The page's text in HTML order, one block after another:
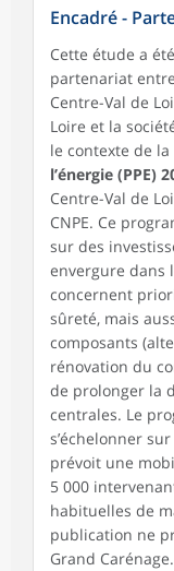
Encadré -
Cette étude a
partenariat
Centre-Val de
Loire et la
le contexte de la
l’énergie (PPE)
Centre-Val de
CNPE. Ce
sur des
envergure dans
concernent
sûreté, mais
composants
rénovation du
de prolonger la
centrales. Le
s’échelonner
prévoit une
5 000
habituelles de
publication ne
Grand Carénage.